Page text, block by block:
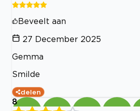
Beveelt aan
27 December 2025
Gemma
Smilde
delen
8